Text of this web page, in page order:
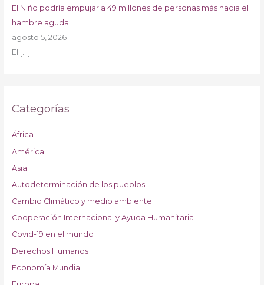
El Niño podría empujar a 49 millones de personas más hacia el
hambre aguda
agosto 5, 2026
El […]
Categorías
África
América
Asia
Autodeterminación de los pueblos
Cambio Climático y medio ambiente
Cooperación Internacional y Ayuda Humanitaria
Covid-19 en el mundo
Derechos Humanos
Economía Mundial